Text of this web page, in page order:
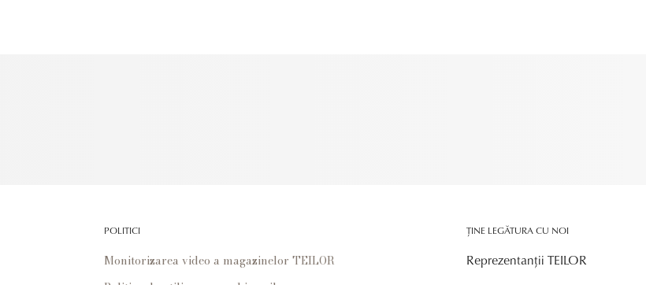
POLITICI
Monitorizarea video a magazinelor TEILOR
ȚINE LEGĂTURA CU NOI
Reprezentanții TEILOR